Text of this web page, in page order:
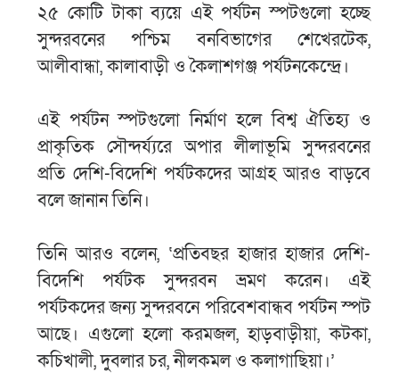
২৫ কোটি টাকা ব্যয়ে এই পর্যটন স্পটগুলো হচ্ছে
সুন্দরবনের পশ্চিম বনবিভাগের শেখেরটেক,
আলীবান্ধা, কালাবাড়ী ও কৈলাশগঞ্জ পর্যটনকেন্দ্রে।
এই পর্যটন স্পটগুলো নির্মাণ হলে বিশ্ব ঐতিহ্য ও
প্রাকৃতিক সৌন্দর্য্যরে অপার লীলাভূমি সুন্দরবনের
প্রতি দেশি-বিদেশি পর্যটকদের আগ্রহ আরও বাড়বে
বলে জানান তিনি।
তিনি আরও বলেন, ‘প্রতিবছর হাজার হাজার দেশি-
বিদেশি পর্যটক সুন্দরবন ভ্রমণ করেন। এই
পর্যটকদের জন্য সুন্দরবনে পরিবেশবান্ধব পর্যটন স্পট
আছে। এগুলো হলো করমজল, হাড়বাড়ীয়া, কটকা,
কচিখালী, দুবলার চর, নীলকমল ও কলাগাছিয়া।’